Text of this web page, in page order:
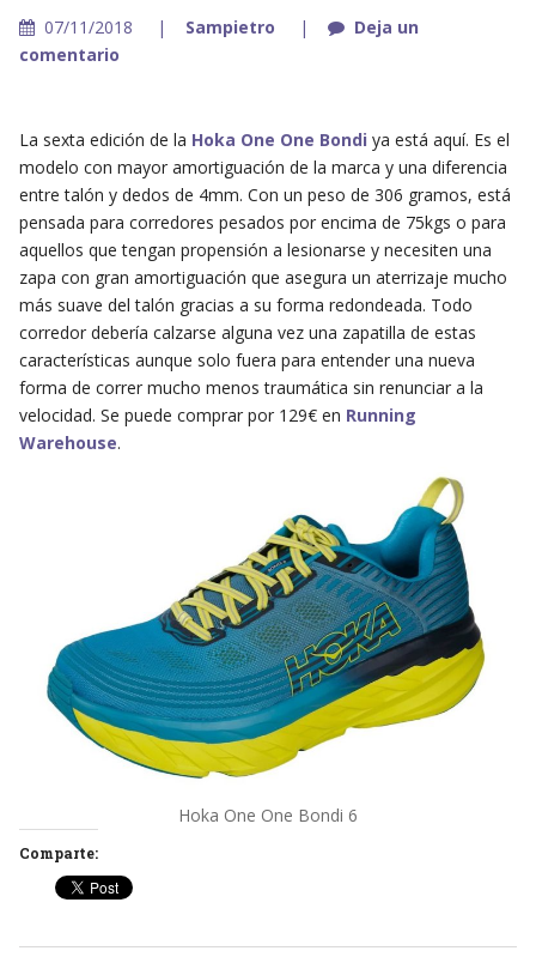
07/11/2018 Sampietro
Deja un
comentario
La sexta edición de la Hoka One One Bondi ya está aquí. Es el
modelo con mayor amortiguación de la marca y una diferencia
entre talón y dedos de 4mm. Con un peso de 306 gramos, está
pensada para corredores pesados por encima de 75kgs o para
aquellos que tengan propensión a lesionarse y necesiten una
zapa con gran amortiguación que asegura un aterrizaje mucho
más suave del talón gracias a su forma redondeada. Todo
corredor debería calzarse alguna vez una zapatilla de estas
características aunque solo fuera para entender una nueva
forma de correr mucho menos traumática sin renunciar a la
velocidad. Se puede comprar por 129€ en Running
Warehouse.
Hoka One One Bondi 6
Comparte: